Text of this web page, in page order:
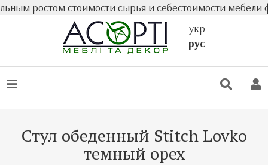
ростом стоимости сырья и себестоимости мебели
укр
рус
Стул обеденный Stitch Lovko
темный орех